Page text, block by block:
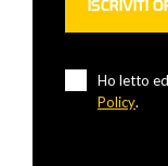
Ho letto
Policy.